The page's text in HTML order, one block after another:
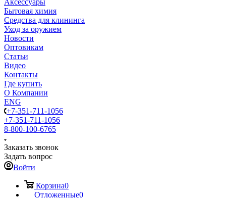
Аксессуары
Бытовая химия
Средства для клининга
Уход за оружием
Новости
Оптовикам
Статьи
Видео
Контакты
Где купить
О Компании
ENG
+7-351-711-1056
+7-351-711-1056
8-800-100-6765
Заказать звонок
Задать вопрос
Войти
Корзина0
Отложенные0